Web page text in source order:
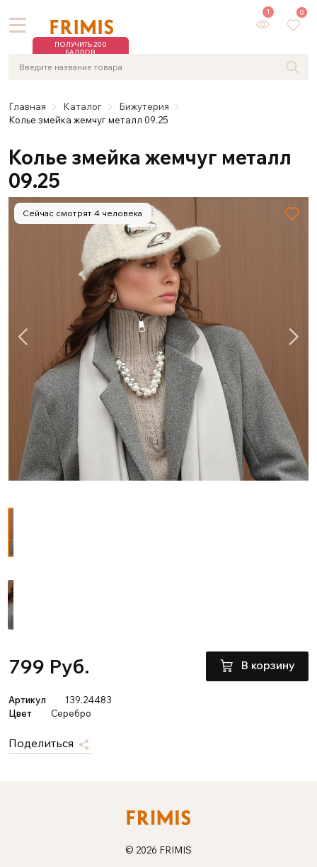
ПОЛУЧИТЬ 200
БАЛЛОВ
1 0
Главная Каталог
Бижутерия
Колье змейка жемчуг металл 09.25
Колье змейка жемчуг металл
09.25
Сейчас смотрят 4 человека
799 Руб. В корзину
Артикул
139.24483
Цвет
Серебро
Поделиться
© 2026 FRIMIS